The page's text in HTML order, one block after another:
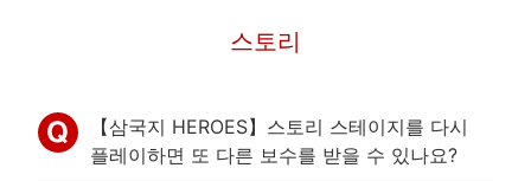
스토리
【삼국지 HEROES】스토리 스테이지를 다시
플레이하면 또 다른 보수를 받을 수 있나요?